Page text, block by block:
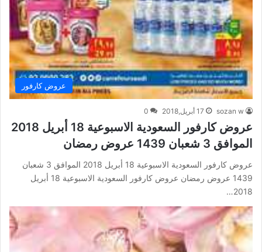
عروض كارفور
sozan w 17 أبريل,2018 0
عروض كارفور السعودية الاسبوعية 18 أبريل 2018
الموافق 3 شعبان 1439 عروض رمضان
عروض كارفور السعودية الاسبوعية 18 أبريل 2018 الموافق 3 شعبان
1439 عروض رمضان عروض كارفور السعودية الاسبوعية 18 أبريل
2018…